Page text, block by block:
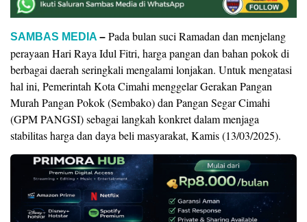
SAMBAS MEDIA – Pada bulan suci Ramadan dan menjelang
perayaan Hari Raya Idul Fitri, harga pangan dan bahan pokok di
berbagai daerah seringkali mengalami lonjakan. Untuk mengatasi
hal ini, Pemerintah Kota Cimahi menggelar Gerakan Pangan
Murah Pangan Pokok (Sembako) dan Pangan Segar Cimahi
(GPM PANGSI) sebagai langkah konkret dalam menjaga
stabilitas harga dan daya beli masyarakat, Kamis (13/03/2025).